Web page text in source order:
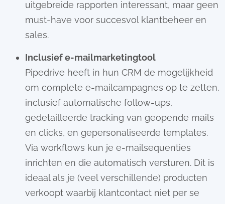
uitgebreide rapporten interessant, maar geen
must-have voor succesvol klantbeheer en
sales.
Inclusief e-mailmarketingtool
Pipedrive heeft in hun CRM de mogelijkheid
om complete e-mailcampagnes op te zetten,
inclusief automatische follow-ups,
gedetailleerde tracking van geopende mails
en clicks, en gepersonaliseerde templates.
Via workflows kun je e-mailsequenties
inrichten en die automatisch versturen. Dit is
ideaal als je (veel verschillende) producten
verkoopt waarbij klantcontact niet per se